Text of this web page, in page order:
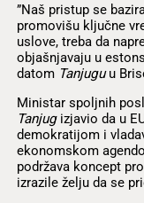
”Naš pristup se
promovišu ključne
uslove, treba da
objašnjavaju u
datom Tanjuguu
Ministar spoljnih
Tanjugizjavio da u
demokratijom i
ekonomskom
podržava koncept
izrazile želju da se